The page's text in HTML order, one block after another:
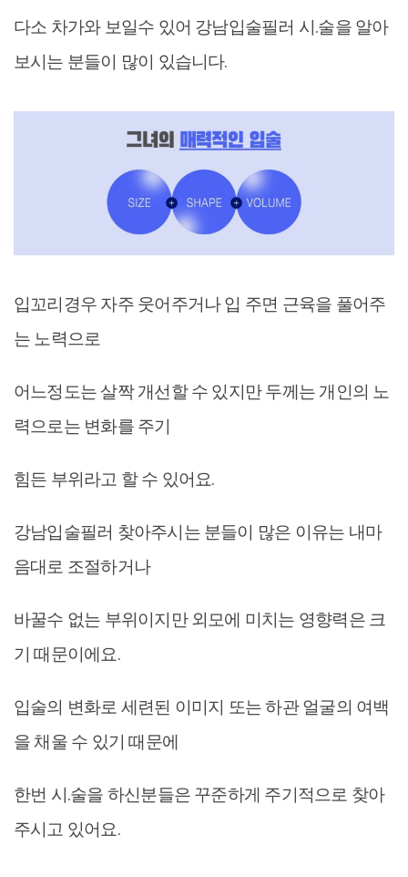
다소 차가와 보일수 있어 강남입술필러 시.술을 알아
보시는 분들이 많이 있습니다.
입꼬리경우 자주 웃어주거나 입 주면 근육을 풀어주
는 노력으로
어느정도는 살짝 개선할 수 있지만 두께는 개인의 노
력으로는 변화를 주기
힘든 부위라고 할 수 있어요.
강남입술필러 찾아주시는 분들이 많은 이유는 내마
음대로 조절하거나
바꿀수 없는 부위이지만 외모에 미치는 영향력은 크
기 때문이에요.
입술의 변화로 세련된 이미지 또는 하관 얼굴의 여백
을 채울 수 있기 때문에
한번 시.술을 하신분들은 꾸준하게 주기적으로 찾아
주시고 있어요.